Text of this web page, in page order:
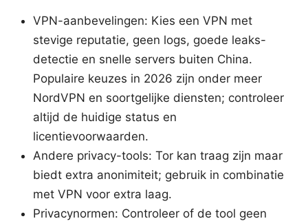
VPN-aanbevelingen: Kies een VPN met
stevige reputatie, geen logs, goede leaks-
detectie en snelle servers buiten China.
Populaire keuzes in 2026 zijn onder meer
NordVPN en soortgelijke diensten; controleer
altijd de huidige status en
licentievoorwaarden.
Andere privacy-tools: Tor kan traag zijn maar
biedt extra anonimiteit; gebruik in combinatie
met VPN voor extra laag.
Privacynormen: Controleer of de tool geen